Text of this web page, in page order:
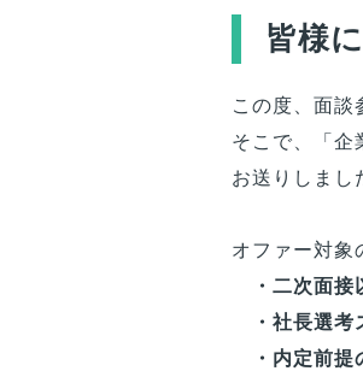
皆様
この度、面談
そこで、「企
お送りしまし
オファー対象
・二次面接
・社長選考
・内定前提